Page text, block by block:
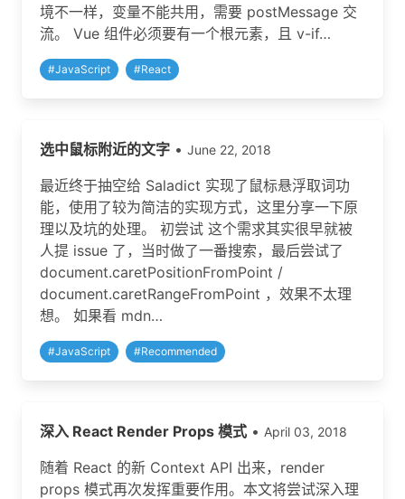
境不一样，变量不能共用，需要 postMessage 交
流。 Vue 组件必须要有一个根元素，且 v-if…
#JavaScript #React
选中鼠标附近的文字 • June 22, 2018
最近终于抽空给 Saladict 实现了鼠标悬浮取词功
能，使用了较为简洁的实现方式，这里分享一下原
理以及坑的处理。 初尝试 这个需求其实很早就被
人提 issue 了，当时做了一番搜索，最后尝试了
document.caretPositionFromPoint /
document.caretRangeFromPoint ，效果不太理
想。 如果看 mdn…
#JavaScript #Recommended
深入 React Render Props 模式 • April 03, 2018
随着 React 的新 Context API 出来，render
props 模式再次发挥重要作用。本文将尝试深入理